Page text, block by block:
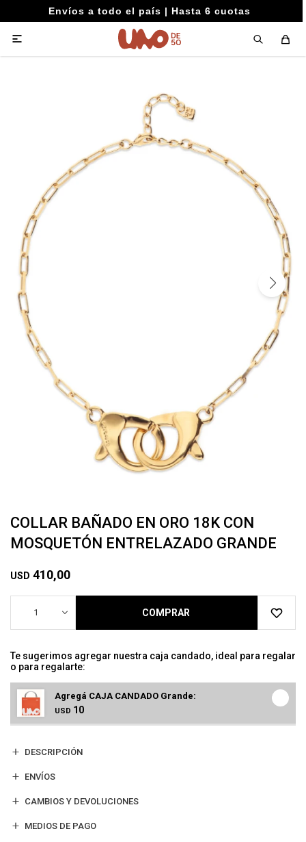
Envíos a todo el país | Hasta 6 cuotas

COLLAR BAÑADO EN ORO 18K CON
MOSQUETÓN ENTRELAZADO GRANDE
USD 410,00
1 COMPRAR
Te sugerimos agregar nuestra caja candado, ideal para regalar
o para regalarte:
Agregá CAJA CANDADO Grande:
USD 10
DESCRIPCIÓN
ENVÍOS
CAMBIOS Y DEVOLUCIONES
MEDIOS DE PAGO